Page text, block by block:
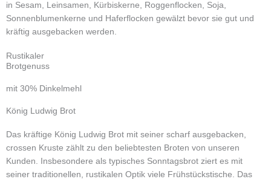
in Sesam, Leinsamen, Kürbiskerne, Roggenflocken, Soja,
Sonnenblumenkerne und Haferflocken gewälzt bevor sie gut und
kräftig ausgebacken werden.
Rustikaler
Brotgenuss
mit 30% Dinkelmehl
König Ludwig Brot
Das kräftige König Ludwig Brot mit seiner scharf ausgebacken,
crossen Kruste zählt zu den beliebtesten Broten von unseren
Kunden. Insbesondere als typisches Sonntagsbrot ziert es mit
seiner traditionellen, rustikalen Optik viele Frühstückstische. Das